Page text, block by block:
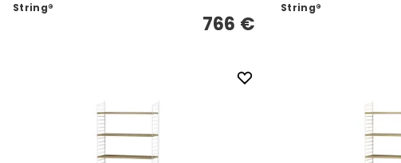
String®
766 €
String®